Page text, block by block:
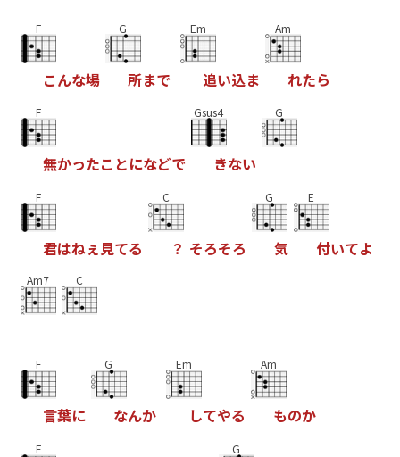
F
こんな場
G
所まで
Em
追い込ま
Am
れたら
F
無かったこ とになどで
Gsus4
きない
G
F
君はねぇ 見てる
C
？ そろそろ
G
気
E
付いてよ
Am7 C
F
言葉に
G
なんか
Em
してやる
Am
ものか
F G